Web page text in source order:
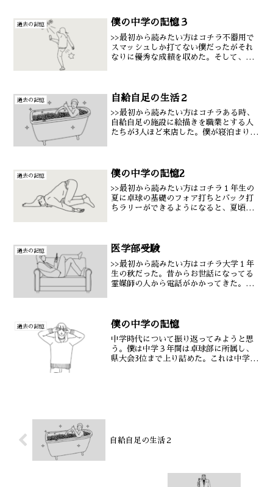
で人の目が怖かった...
過去の記憶 僕の中学の記憶３
>>最初から読みたい方はコチラ不器用で
スマッシュしか打てない僕だったがそれ
なりに優秀な成績を収めた。そして、甲
方だと思う。部活のコー...
過去の記憶 自給自足の生活２
>>最初から読みたい方はコチラある時、
自給自足の施設に絵描きを職業とする人
たちが3人ほど来店した。僕が寝泊まりす
画をペイントする仕...
過去の記憶 僕の中学の記憶2
>>最初から読みたい方はコチラ１年生の
夏に卓球の基礎のフォア打ちとバック打
ちラリーができるようになると、夏頃に
ルに縦回転がかからない...
過去の記憶 医学部受験
>>最初から読みたい方はコチラ大学１年
生の秋だった。昔からお世話になってる
霊媒師の人から電話がかかってきた。
たので少しばかり話をした...
過去の記憶 僕の中学の記憶
中学時代について振り返ってみようと思
う。僕は中学３年間は卓球部に所属し、
県大会3位まで上り詰めた。これは中学３
自給自足の生活２